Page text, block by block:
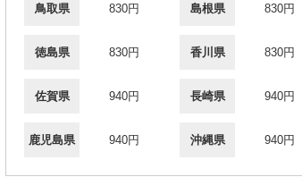
鳥取県 830円 島根県 830円
徳島県 830円 香川県 830円
佐賀県 940円 長崎県 940円
鹿児島県 940円 沖縄県 940円